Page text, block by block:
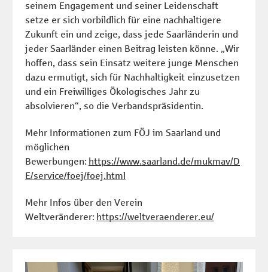
seinem Engagement und seiner Leidenschaft
setze er sich vorbildlich für eine nachhaltigere
Zukunft ein und zeige, dass jede Saarländerin und
jeder Saarländer einen Beitrag leisten könne. „Wir
hoffen, dass sein Einsatz weitere junge Menschen
dazu ermutigt, sich für Nachhaltigkeit einzusetzen
und ein Freiwilliges Ökologisches Jahr zu
absolvieren“, so die Verbandspräsidentin.
Mehr Informationen zum FÖJ im Saarland und
möglichen
Bewerbungen: https://www.saarland.de/mukmav/D
E/service/foej/foej.html
Mehr Infos über den Verein
Weltveränderer: https://weltveraenderer.eu/